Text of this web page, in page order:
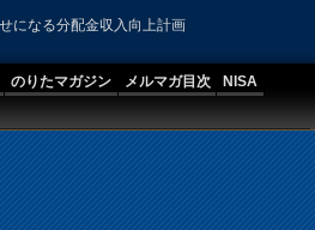
になる分配金収入向上計画
のりたマガジン メルマガ目次
NISA